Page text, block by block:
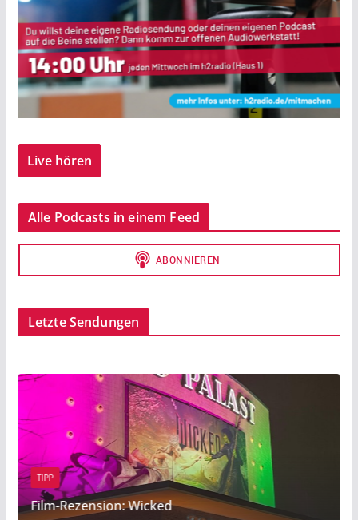
Live hören
Alle Podcasts in einem Feed
Letzte Sendungen
Wicked
BEITRAG
Sport am